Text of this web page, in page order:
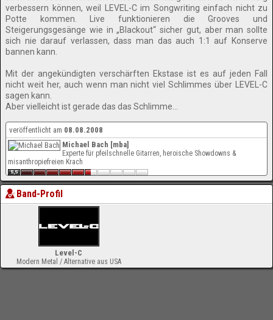
verbessern können, weil LEVEL-C im Songwriting einfach nicht zu
Potte kommen. Live funktionieren die Grooves und
Steigerungsgesänge wie in „Blackout“ sicher gut, aber man sollte
sich nie darauf verlassen, dass man das auch 1:1 auf Konserve
bannen kann.
Mit der angekündigten verschärften Ekstase ist es auf jeden Fall
nicht weit her, auch wenn man nicht viel Schlimmes über LEVEL-C
sagen kann.
Aber vielleicht ist gerade das das Schlimme…
veröffentlicht am 08.08.2008
Michael Bach [mba]
Experte für pfeilschnelle Gitarren, heroische Showdowns &
misanthropiefreien Krach
Band-Profil
Level-C
Modern Metal / Alternative aus USA